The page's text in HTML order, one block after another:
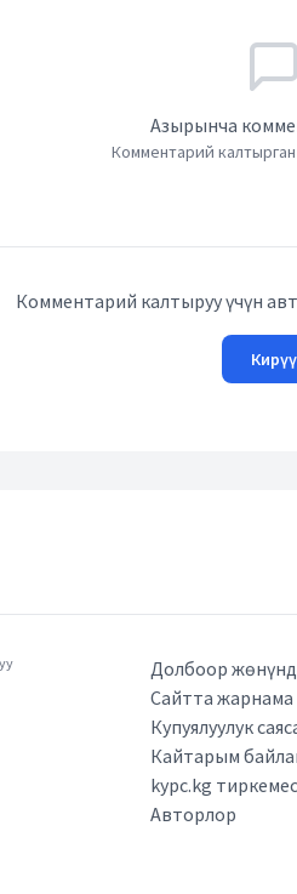
Азырынча
Комментарий
Комментарий калтыруу үчүн
Кирүү
Долбоор
Сайтта жарнама
Купуялуулук
Кайтарым
kypc.kg
Авторлор